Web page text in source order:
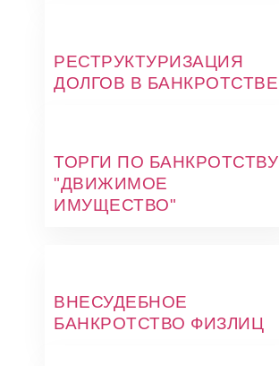
РЕСТРУКТУРИЗАЦИЯ
ДОЛГОВ В БАНКРОТСТВЕ
ТОРГИ ПО БАНКРОТСТВУ
"ДВИЖИМОЕ
ИМУЩЕСТВО"
ВНЕСУДЕБНОЕ
БАНКРОТСТВО ФИЗЛИЦ